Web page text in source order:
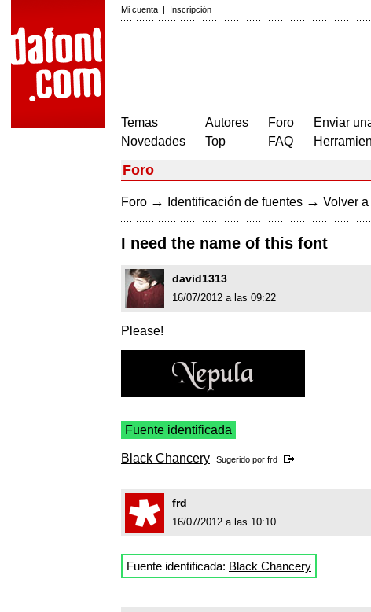
Mi cuenta | Inscripción
Temas
Novedades
Autores
Top
Foro
FAQ
Enviar
Foro
Foro → Identificación de fuentes → Volver
I need the name of this font
david1313
16/07/2012 a las 09:22
Please!
Fuente identificada
Black Chancery Sugerido por frd
frd
16/07/2012 a las 10:10
Fuente identificada: Black Chancery